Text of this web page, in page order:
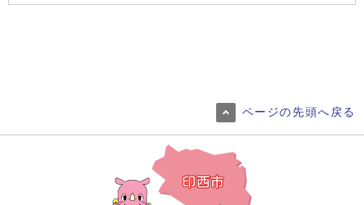
ページの先頭へ戻る